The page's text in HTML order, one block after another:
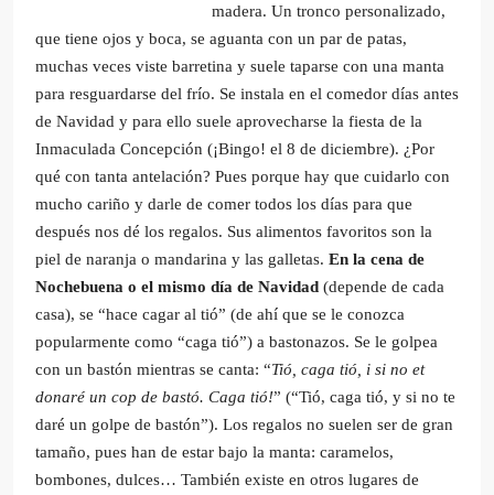
madera. Un tronco personalizado,
que tiene ojos y boca, se aguanta con un par de patas,
muchas veces viste barretina y suele taparse con una manta
para resguardarse del frío. Se instala en el comedor días antes
de Navidad y para ello suele aprovecharse la fiesta de la
Inmaculada Concepción (¡Bingo! el 8 de diciembre). ¿Por
qué con tanta antelación? Pues porque hay que cuidarlo con
mucho cariño y darle de comer todos los días para que
después nos dé los regalos. Sus alimentos favoritos son la
piel de naranja o mandarina y las galletas. En la cena de
Nochebuena o el mismo día de Navidad (depende de cada
casa), se “hace cagar al tió” (de ahí que se le conozca
popularmente como “caga tió”) a bastonazos. Se le golpea
con un bastón mientras se canta: “Tió, caga tió, i si no et
donaré un cop de bastó. Caga tió!” (“Tió, caga tió, y si no te
daré un golpe de bastón”). Los regalos no suelen ser de gran
tamaño, pues han de estar bajo la manta: caramelos,
bombones, dulces… También existe en otros lugares de